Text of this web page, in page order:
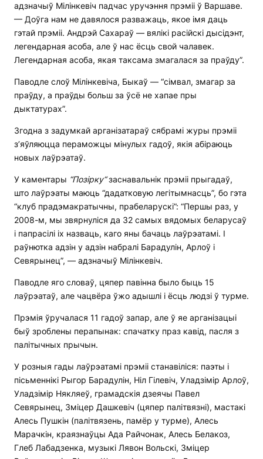
адзначыў Мілінкевіч падчас уручэння прэміі ў Варшаве.
— Доўга нам не давялося разважаць, якое імя даць
гэтай прэміі. Андрэй Сахараў — вялікі расійскі дысідэнт,
легендарная асоба, але ў нас ёсць свой чалавек.
Легендарная асоба, якая таксама змагалася за праўду”.
Паводле слоў Мілінкевіча, Быкаў — “сімвал, змагар за
праўду, а праўды больш за ўсё не хапае пры
дыктатурах”.
Згодна з задумкай арганізатараў сябрамі журы прэміі
з’яўляюцца пераможцы мінулых гадоў, якія абіраюць
новых лаўрэатаў.
У каментары “Позірку“заснавальнік прэміі прыгадаў,
што лаўрэаты маюць “дадатковую легітымнасць”, бо гэта
“клуб прадэмакратычны, прабеларускі”: “Першы раз, у
2008-м, мы звярнуліся да 32 самых вядомых беларусаў
і папрасілі іх назваць, каго яны бачаць лаўрэатамі. І
раўнютка адзін у адзін набралі Барадулін, Арлоў і
Севярынец”, — адзначыў Мілінкевіч.
Паводле яго словаў, цяпер павінна было быць 15
лаўрэатаў, але чацвёра ўжо адышлі і ёсць людзі ў турме.
Прэмія ўручалася 11 гадоў запар, але ў яе арганізацыі
быў зроблены перапынак: спачатку праз кавід, пасля з
палітычных прычын.
У розныя гады лаўрэатамі прэміі станавіліся: паэты і
пісьменнікі Рыгор Барадулін, Ніл Гілевіч, Уладзімір Арлоў,
Уладзімір Някляеў, грамадскія дзеячы Павел
Севярынец, Зміцер Дашкевіч (цяпер палітвязні), мастакі
Алесь Пушкін (палітвязень, памёр у турме), Алесь
Марачкін, краязнаўцы Ада Райчонак, Алесь Белакоз,
Глеб Лабадзенка, музыкі Лявон Вольскі, Зміцер